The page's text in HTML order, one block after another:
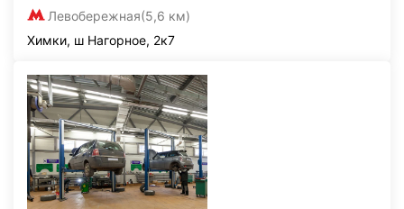
Левобережная(5,6 км)
Химки, ш Нагорное, 2к7